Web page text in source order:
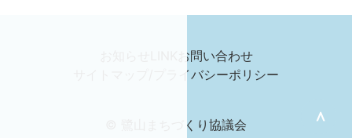
＞
お問い合わせ
サイトマップ/プライバシーポリシー
© 鷺山まちづくり協議会